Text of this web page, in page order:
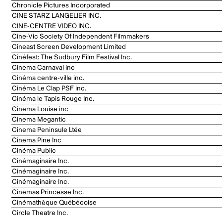
Chronicle Pictures Incorporated
CINE STARZ LANGELIER INC.
CINE-CENTRE VIDEO INC.
Cine-Vic Society Of Independent Filmmakers
Cineast Screen Development Limited
Cinéfest: The Sudbury Film Festival Inc.
Cinema Carnaval inc
Cinéma centre-ville inc.
Cinéma Le Clap PSF inc.
Cinéma le Tapis Rouge Inc.
Cinema Louise inc
Cinema Megantic
Cinema Peninsule Ltée
Cinema Pine Inc
Cinéma Public
Cinémaginaire Inc.
Cinémaginaire Inc.
Cinémaginaire Inc.
Cinemas Princesse Inc.
Cinémathèque Québécoise
Circle Theatre Inc.